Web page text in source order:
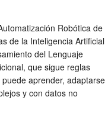
Robótica de
de la Inteligencia Artificial
del Lenguaje
que sigue reglas
aprender, adaptarse
y con datos no